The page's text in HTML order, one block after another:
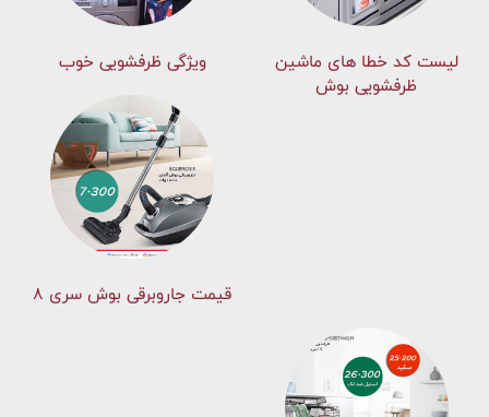
لیست کد خطا های ماشين
ظرفشویی بوش
ویژگی ظرفشویی خوب
قیمت جاروبرقی بوش سری ۸